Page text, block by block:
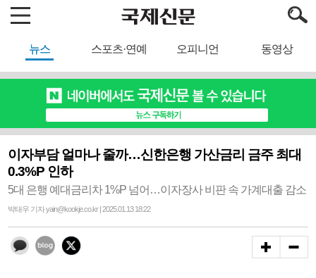
뉴스 스포츠·연예 오피니언 동영상
이자부담 얼마나 줄까…신한은행 가산금리 금주 최대
0.3%P 인하
5대 은행 예대금리차 1%P 넘어…이자장사 비판 속 가계대출 감소
박태우 기자 yain@kookje.co.kr | 2025.01.13 18:22